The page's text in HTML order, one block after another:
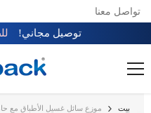
تخطي إلى المحتوى
تواصل معنا
توصيل مجاني!
بيت موزع سائل غسيل الأطباق مع